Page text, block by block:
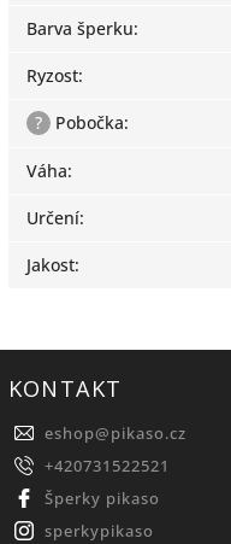
Barva šperku:
Ryzost:
?
Pobočka:
Váha:
Určení:
Jakost:
KONTAKT
eshop@pikaso.cz
+420731522521
Šperky pikaso
sperkypikaso